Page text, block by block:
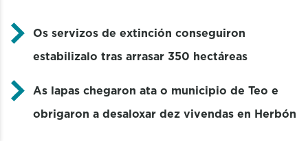
Os servizos de extinción conseguiron
estabilizalo tras arrasar 350 hectáreas
As lapas chegaron ata o municipio de Teo e
obrigaron a desaloxar dez vivendas en Herbón